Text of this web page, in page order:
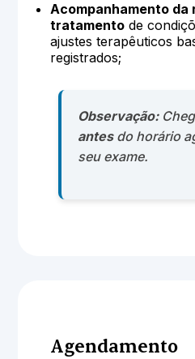
Acompanhamento da
tratamento de
ajustes terapêuticos
registrados;
Observação:
antesdo horário
seu exame.
Agendamento